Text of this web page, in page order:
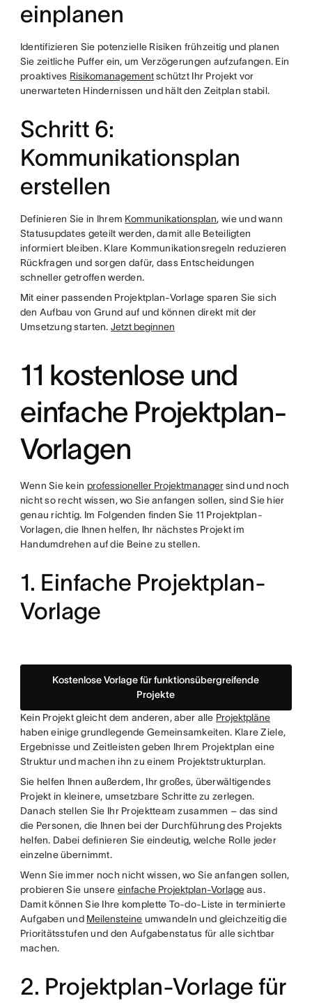
einplanen
Identifizieren Sie potenzielle Risiken frühzeitig und planen
Sie zeitliche Puffer ein, um Verzögerungen aufzufangen. Ein
proaktives Risikomanagementschützt Ihr Projekt vor
unerwarteten Hindernissen und hält den Zeitplan stabil.
Schritt 6:
Kommunikationsplan
erstellen
Definieren Sie in Ihrem Kommunikationsplan, wie und wann
Statusupdates geteilt werden, damit alle Beteiligten
informiert bleiben. Klare Kommunikationsregeln reduzieren
Rückfragen und sorgen dafür, dass Entscheidungen
schneller getroffen werden.
Mit einer passenden Projektplan-Vorlage sparen Sie sich
den Aufbau von Grund auf und können direkt mit der
Umsetzung starten. Jetzt beginnen
11 kostenlose und
einfache Projektplan-
Vorlagen
Wenn Sie kein professioneller Projektmanagersind und noch
nicht so recht wissen, wo Sie anfangen sollen, sind Sie hier
genau richtig. Im Folgenden finden Sie 11 Projektplan-
Vorlagen, die Ihnen helfen, Ihr nächstes Projekt im
Handumdrehen auf die Beine zu stellen.
1. Einfache Projektplan-
Vorlage
Kostenlose Vorlage für funktionsübergreifende
Projekte
Kein Projekt gleicht dem anderen, aber alle Projektpläne
haben einige grundlegende Gemeinsamkeiten. Klare Ziele,
Ergebnisse und Zeitleisten geben Ihrem Projektplan eine
Struktur und machen ihn zu einem Projektstrukturplan.
Sie helfen Ihnen außerdem, Ihr großes, überwältigendes
Projekt in kleinere, umsetzbare Schritte zu zerlegen.
Danach stellen Sie Ihr Projektteam zusammen – das sind
die Personen, die Ihnen bei der Durchführung des Projekts
helfen. Dabei definieren Sie eindeutig, welche Rolle jeder
einzelne übernimmt.
Wenn Sie immer noch nicht wissen, wo Sie anfangen sollen,
probieren Sie unsere einfache Projektplan-Vorlageaus.
Damit können Sie Ihre komplette To-do-Liste in terminierte
Aufgaben und Meilensteine umwandeln und gleichzeitig die
Prioritätsstufen und den Aufgabenstatus für alle sichtbar
machen.
2. Projektplan-Vorlage für